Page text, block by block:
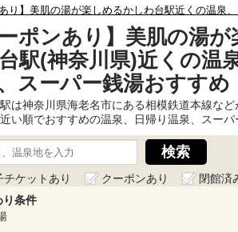
あり】美肌の湯が楽しめるかしわ台駅近くの温泉
ーポンあり】美肌の湯
駅(神奈川県)近くの温
スーパー銭湯おすすめ
は神奈川県海老名市にある相模鉄道本線な
い順でおすすめの温泉、日帰り温泉、スーパ
チケットあり クーポンあり
閉館済
り条件